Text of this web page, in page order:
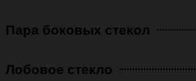
Пара боковых стекол
Лобовое стекло